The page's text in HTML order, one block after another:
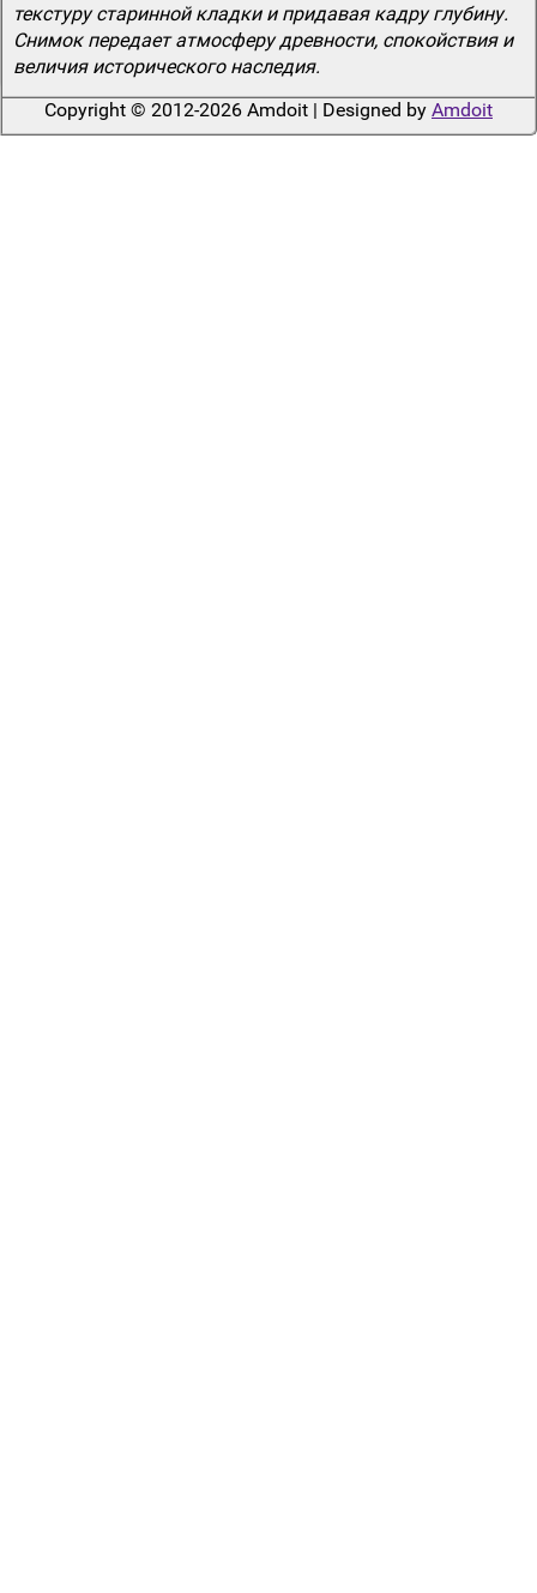
текстуру старинной кладки и придавая кадру глубину.
Снимок передает атмосферу древности, спокойствия и
величия исторического наследия.
Copyright © 2012-2026 Amdoit | Designed by Amdoit